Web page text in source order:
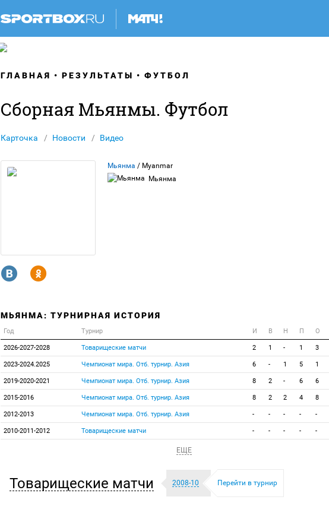
ГЛАВНАЯ РЕЗУЛЬТАТЫ ФУТБОЛ
Сборная Мьянмы. Футбол
Карточка Новости Видео
Мьянма / Myanmar
Мьянма
R Y
МЬЯНМА: ТУРНИРНАЯ ИСТОРИЯ
Год Турнир И В Н П О
2026-2027-2028 Товарищеские матчи 2 1 - 1 3
2023-2024.2025 Чемпионат мира. Отб. турнир. Азия 6 - 1 5 1
2019-2020-2021 Чемпионат мира. Отб. турнир. Азия 8 2 - 6 6
2015-2016 Чемпионат мира. Отб. турнир. Азия 8 2 2 4 8
2012-2013 Чемпионат мира. Отб. турнир. Азия - - - - -
2010-2011-2012 Товарищеские матчи - - - - -
ЕЩЕ
Товарищеские матчи 2008-10 Перейти в турнир